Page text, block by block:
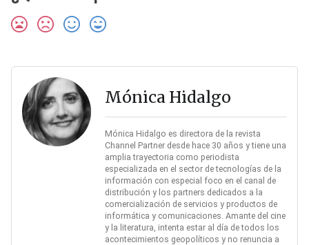
Mónica Hidalgo
Mónica Hidalgo es directora de la revista
Channel Partner desde hace 30 años y tiene una
amplia trayectoria como periodista
especializada en el sector de tecnologías de la
información con especial foco en el canal de
distribución y los partners dedicados a la
comercialización de servicios y productos de
informática y comunicaciones. Amante del cine
y la literatura, intenta estar al día de todos los
acontecimientos geopolíticos y no renuncia a